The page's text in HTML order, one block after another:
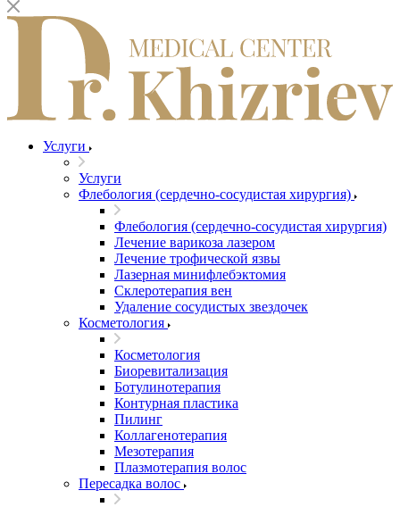
Услуги
Услуги
Флебология (сердечно-сосудистая хирургия)
Флебология (сердечно-сосудистая хирургия)
Лечение варикоза лазером
Лечение трофической язвы
Лазерная минифлебэктомия
Cклеротерапия вен
Удаление сосудистых звездочек
Косметология
Косметология
Биоревитализация
Ботулинотерапия
Контурная пластика
Пилинг
Коллагенотерапия
Мезотерапия
Плазмотерапия волос
Пересадка волос